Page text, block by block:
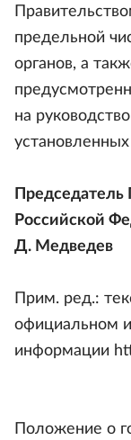
предельной
органов, а
на
Председатель
Российской
Д. Медведев
Прим. ред.:
официальном
информации
Положение о